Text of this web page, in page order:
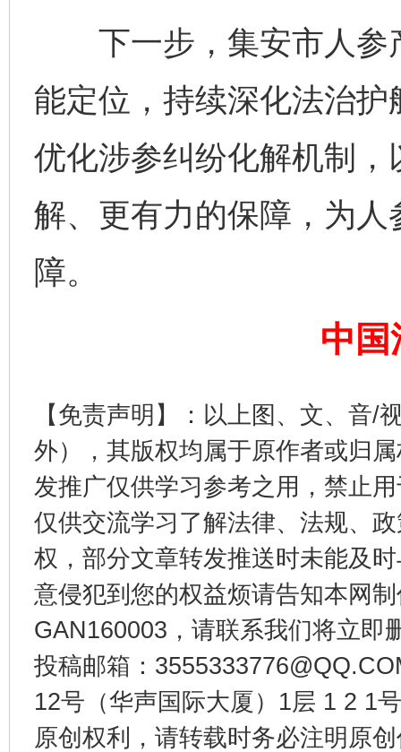
下一步，集安市人参
能定位，持续深化法治
优化涉参纠纷化解机制
解、更有力的保障，为
障。
中国
【免责声明】：以上图、文、音/
外），其版权均属于原作者或归
发推广仅供学习参考之用，禁止
仅供交流学习了解法律、法规、
权，部分文章转发推送时未能及
意侵犯到您的权益烦请告知本网
GAN160003，请联系我们将立即
投稿邮箱：
12号（华声国际大厦）1层 1 2 1
原创权利，请转载时务必注明原
一纸欠条伤亲情 巡回调解促和解..
法徽映军营 权益有保障